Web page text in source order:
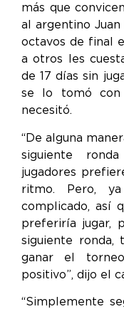
más que
al argentino Juan
octavos de final
a otros les
de 17 días sin
se lo tomó con
necesitó.
“De alguna
siguiente
jugadores
ritmo. Pero,
complicado, así
preferiría jugar,
siguiente ronda,
ganar el
positivo”, dijo el
“Simplemente